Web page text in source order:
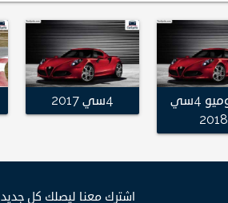
ألفا روميو 4سي
2018
4سي 2017
اشترك معنا ليصلك كل جديد